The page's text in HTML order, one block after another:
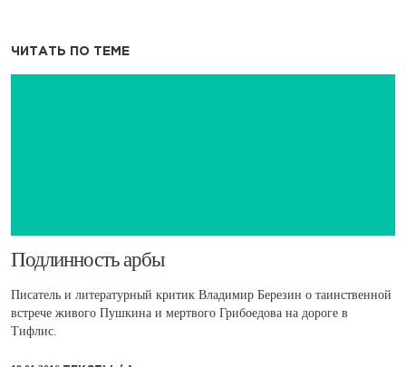
ЧИТАТЬ ПО ТЕМЕ
​Подлинность арбы
Писатель и литературный критик Владимир Березин о таинственной
встрече живого Пушкина и мертвого Грибоедова на дороге в
Тифлис.